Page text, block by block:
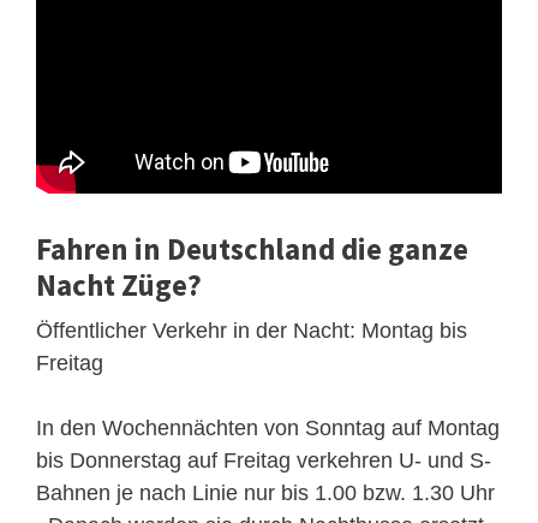
Fahren in Deutschland die ganze
Nacht Züge?
Öffentlicher Verkehr in der Nacht: Montag bis
Freitag
In den Wochennächten von Sonntag auf Montag
bis Donnerstag auf Freitag verkehren U- und S-
Bahnen je nach Linie nur bis 1.00 bzw. 1.30 Uhr